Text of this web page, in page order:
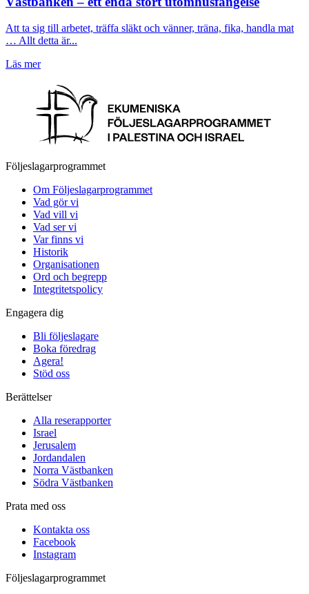
Att ta sig till arbetet, träffa släkt och vänner, träna, fika, handla mat
… Allt detta är...
Läs mer
Följeslagarprogrammet
Om Följeslagarprogrammet
Vad gör vi
Vad vill vi
Vad ser vi
Var finns vi
Historik
Organisationen
Ord och begrepp
Integritetspolicy
Engagera dig
Bli följeslagare
Boka föredrag
Agera!
Stöd oss
Berättelser
Alla reserapporter
Israel
Jerusalem
Jordandalen
Norra Västbanken
Södra Västbanken
Prata med oss
Kontakta oss
Facebook
Instagram
Följeslagarprogrammet